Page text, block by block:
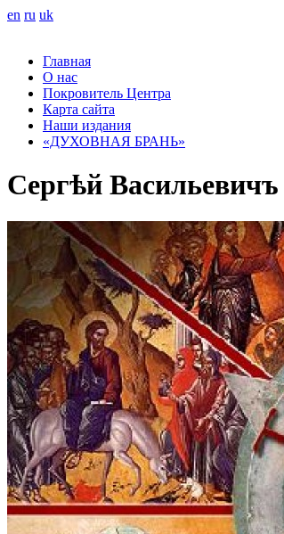
en ru uk
Главная
О нас
Покровитель Центра
Карта сайта
Наши издания
«ДУХОВНАЯ БРАНЬ»
Сергѣй Васильевичъ